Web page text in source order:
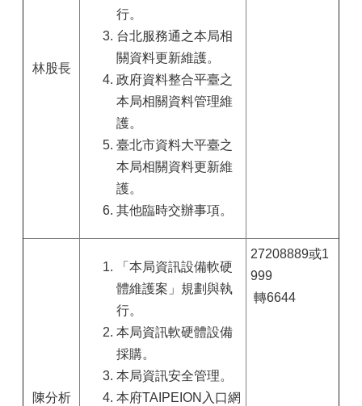
林股長
行。
台北服務通之本局相
關資料更新維護。
政府資料整合平臺之
本局相關資料管理維
護。
臺北市資料大平臺之
本局相關資料更新維
護。
其他臨時交辦事項。
陳分析
「本局資訊設備軟硬
體維護案」規劃與執
行。
本局資訊軟硬體設備
採購。
本局資訊安全管理。
本府TAIPEION入口網
27208889或1
999
轉6644